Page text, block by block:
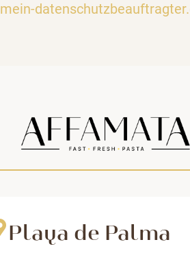
mein-
Playa de Palma